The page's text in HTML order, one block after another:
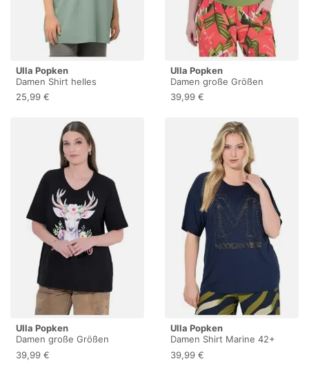
Ulla Popken
Damen Shirt helles
moosgrün 54+
25,99 €
Ulla Popken
Damen große Größen
Übergrößen Plus Size Top,
one Shoulder, Slim,
grasgrün 46+ 850258428-
39,99 €
Ulla Popken
Damen große Größen
Übergrößen Plus Size T-
Shirt, Hirsch, Classic, V-
39,99 €
Ulla Popken
Damen Shirt Marine 42+
39,99 €